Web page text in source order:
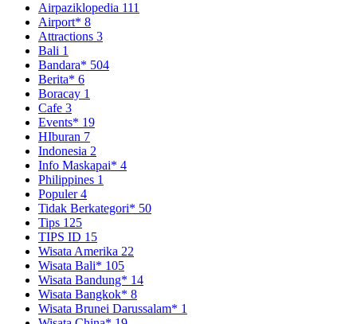
Airpaziklopedia 111
Airport* 8
Attractions 3
Bali 1
Bandara* 504
Berita* 6
Boracay 1
Cafe 3
Events* 19
HIburan 7
Indonesia 2
Info Maskapai* 4
Philippines 1
Populer4
Tidak Berkategori* 50
Tips 125
TIPS ID 15
Wisata Amerika 22
Wisata Bali* 105
Wisata Bandung* 14
Wisata Bangkok* 8
Wisata Brunei Darussalam* 1